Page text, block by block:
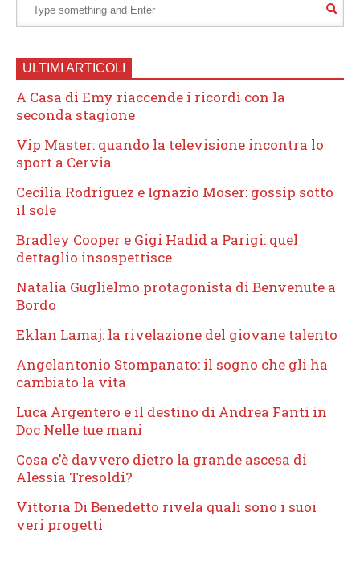
ULTIMI ARTICOLI
A Casa di Emy riaccende i ricordi con la
seconda stagione
Vip Master: quando la televisione incontra lo
sport a Cervia
Cecilia Rodriguez e Ignazio Moser: gossip sotto
il sole
Bradley Cooper e Gigi Hadid a Parigi: quel
dettaglio insospettisce
Natalia Guglielmo protagonista di Benvenute a
Bordo
Eklan Lamaj: la rivelazione del giovane talento
Angelantonio Stompanato: il sogno che gli ha
cambiato la vita
Luca Argentero e il destino di Andrea Fanti in
Doc Nelle tue mani
Cosa c’è davvero dietro la grande ascesa di
Alessia Tresoldi?
Vittoria Di Benedetto rivela quali sono i suoi
veri progetti